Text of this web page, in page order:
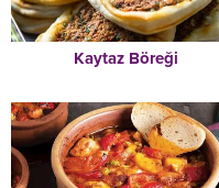
Kaytaz Böreği